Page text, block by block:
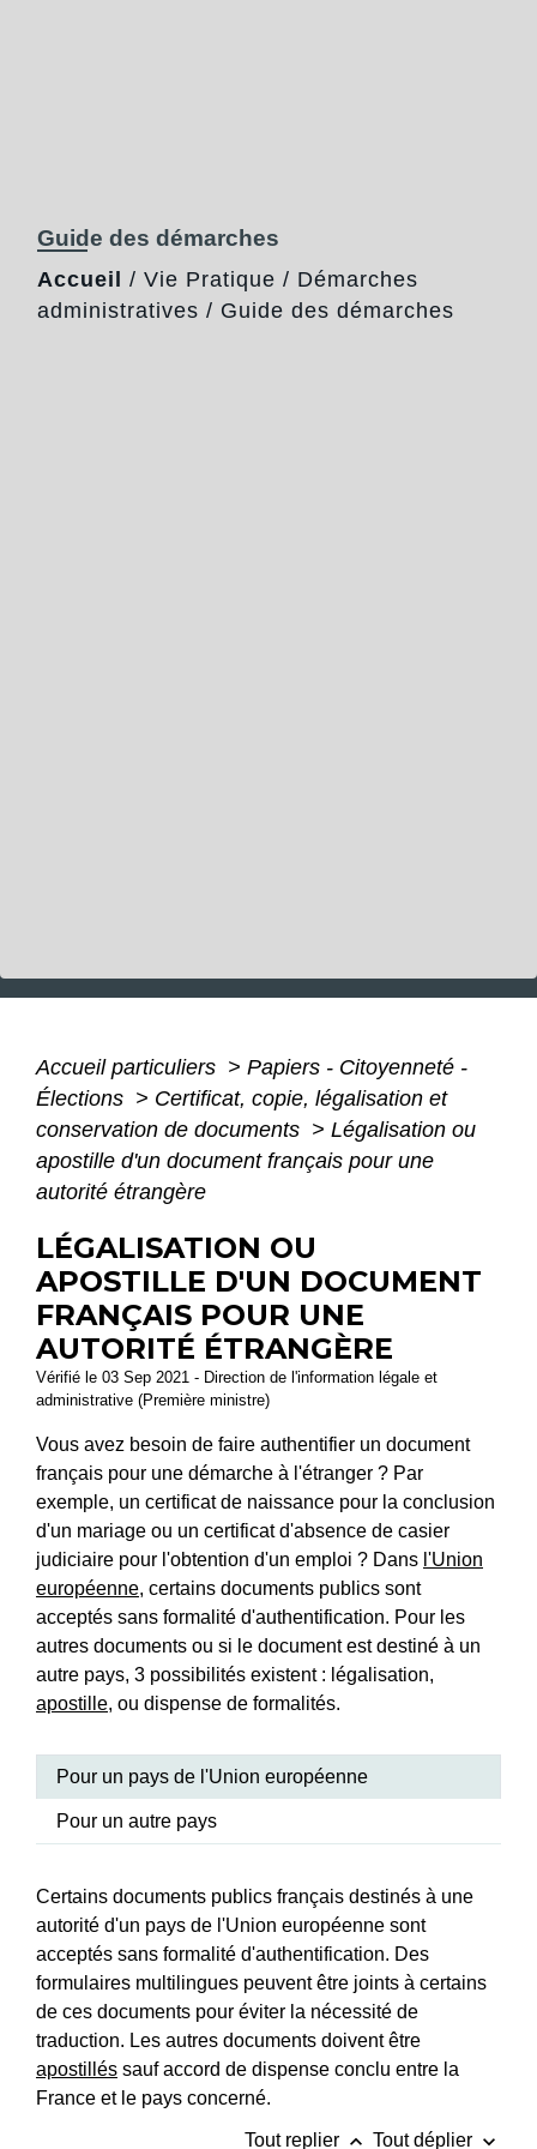
Guide des démarches
Accueil / Vie Pratique / Démarches
administratives / Guide des démarches
Accueil particuliers > Papiers - Citoyenneté -
Élections > Certificat, copie, légalisation et
conservation de documents > Légalisation ou
apostille d'un document français pour une
autorité étrangère
LÉGALISATION OU
APOSTILLE D'UN DOCUMENT
FRANÇAIS POUR UNE
AUTORITÉ ÉTRANGÈRE
Vérifié le 03 Sep 2021 - Direction de l'information légale et
administrative (Première ministre)
Vous avez besoin de faire authentifier un document
français pour une démarche à l'étranger ? Par
exemple, un certificat de naissance pour la conclusion
d'un mariage ou un certificat d'absence de casier
judiciaire pour l'obtention d'un emploi ? Dans l'Union
européenne, certains documents publics sont
acceptés sans formalité d'authentification. Pour les
autres documents ou si le document est destiné à un
autre pays, 3 possibilités existent : légalisation,
apostille, ou dispense de formalités.
Pour un pays de l'Union européenne
Pour un autre pays
Certains documents publics français destinés à une
autorité d'un pays de l'Union européenne sont
acceptés sans formalité d'authentification. Des
formulaires multilingues peuvent être joints à certains
de ces documents pour éviter la nécessité de
traduction. Les autres documents doivent être
apostillés sauf accord de dispense conclu entre la
France et le pays concerné.
Tout replier keyboard_arrow_up Tout déplier keyboard_arrow_down